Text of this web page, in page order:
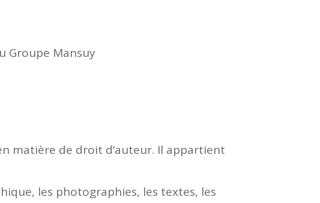
Groupe Mansuy
matière de droit d’auteur. Il appartient
les photographies, les textes, les